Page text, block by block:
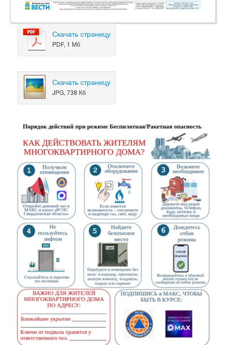
Скачать страницу
PDF, 1 Мб
Скачать страницу
JPG, 738 Кб